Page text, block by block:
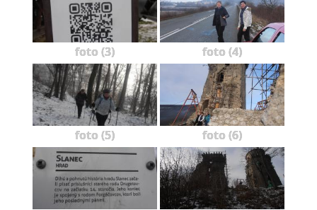
foto (3) foto (4)
foto (5) foto (6)